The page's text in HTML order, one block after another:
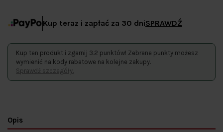
Kup teraz i zapłać za 30 dniSPRAWDŹ
Kup ten produkt i zgarnij 3.2 punktów! Zebrane punkty możesz
wymienić na kody rabatowe na kolejne zakupy.
Sprawdź szczegóły.
Opis